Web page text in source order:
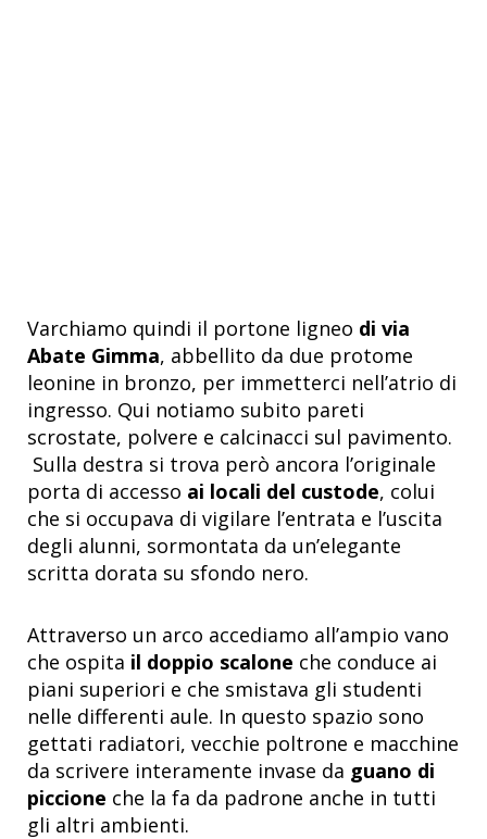
Varchiamo quindi il portone ligneo di via
Abate Gimma, abbellito da due protome
leonine in bronzo, per immetterci nell’atrio di
ingresso. Qui notiamo subito pareti
scrostate, polvere e calcinacci sul pavimento.
Sulla destra si trova però ancora l’originale
porta di accesso ai locali del custode, colui
che si occupava di vigilare l’entrata e l’uscita
degli alunni, sormontata da un’elegante
scritta dorata su sfondo nero.
Attraverso un arco accediamo all’ampio vano
che ospita il doppio scalone che conduce ai
piani superiori e che smistava gli studenti
nelle differenti aule. In questo spazio sono
gettati radiatori, vecchie poltrone e macchine
da scrivere interamente invase da guano di
piccione che la fa da padrone anche in tutti
gli altri ambienti.